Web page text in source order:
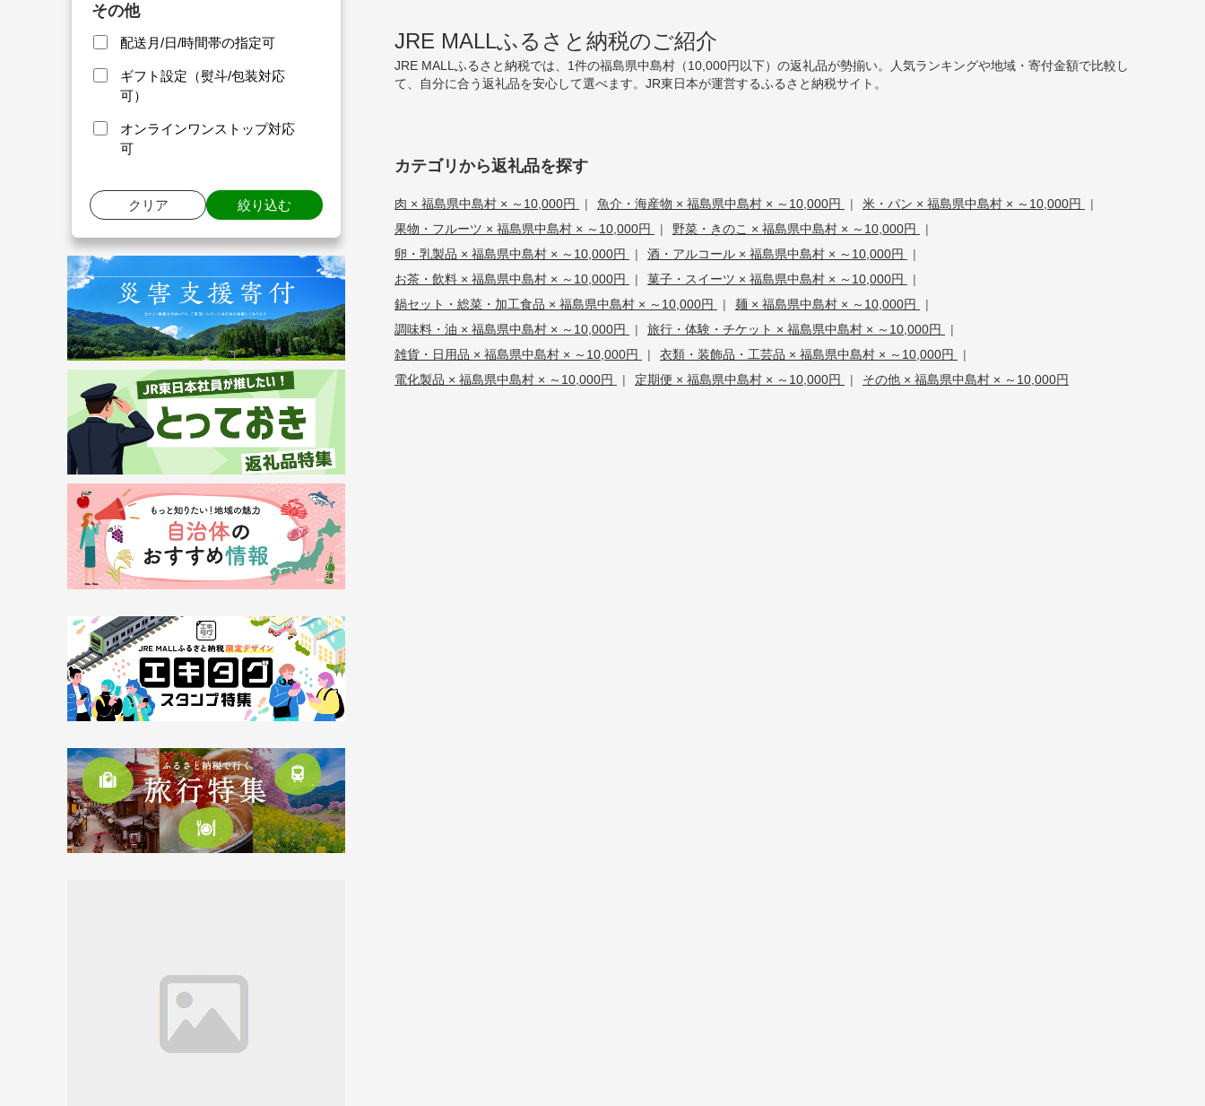
その他
配送月/日/時間帯の指定可
ギフト設定（熨斗/包装対応
可）
オンラインワンストップ対応
可
クリア 絞り込む
JRE MALLふるさと納税のご紹介
JRE MALLふるさと納税では、1件の福島県中島村（10,000円以下）の返礼品が勢揃い。人気ランキングや地域・寄付金額で比較し
て、自分に合う返礼品を安心して選べます。JR東日本が運営するふるさと納税サイト。
カテゴリから返礼品を探す
肉 × 福島県中島村 × ～10,000円 | 魚介・海産物 × 福島県中島村 × ～10,000円 | 米・パン × 福島県中島村 × ～10,000円
|
果物・フルーツ × 福島県中島村 × ～10,000円
| 野菜・きのこ × 福島県中島村 × ～10,000円
|
卵・乳製品 × 福島県中島村 × ～10,000円
| 酒・アルコール × 福島県中島村 × ～10,000円
|
お茶・飲料 × 福島県中島村 × ～10,000円
| 菓子・スイーツ × 福島県中島村 × ～10,000円
|
鍋セット・総菜・加工食品 × 福島県中島村 × ～10,000円
| 麺 × 福島県中島村 × ～10,000円
|
調味料・油 × 福島県中島村 × ～10,000円
| 旅行・体験・チケット × 福島県中島村 × ～10,000円
|
雑貨・日用品 × 福島県中島村 × ～10,000円
| 衣類・装飾品・工芸品 × 福島県中島村 × ～10,000円
|
電化製品 × 福島県中島村 × ～10,000円
| 定期便 × 福島県中島村 × ～10,000円 | その他 × 福島県中島村 × ～10,000円